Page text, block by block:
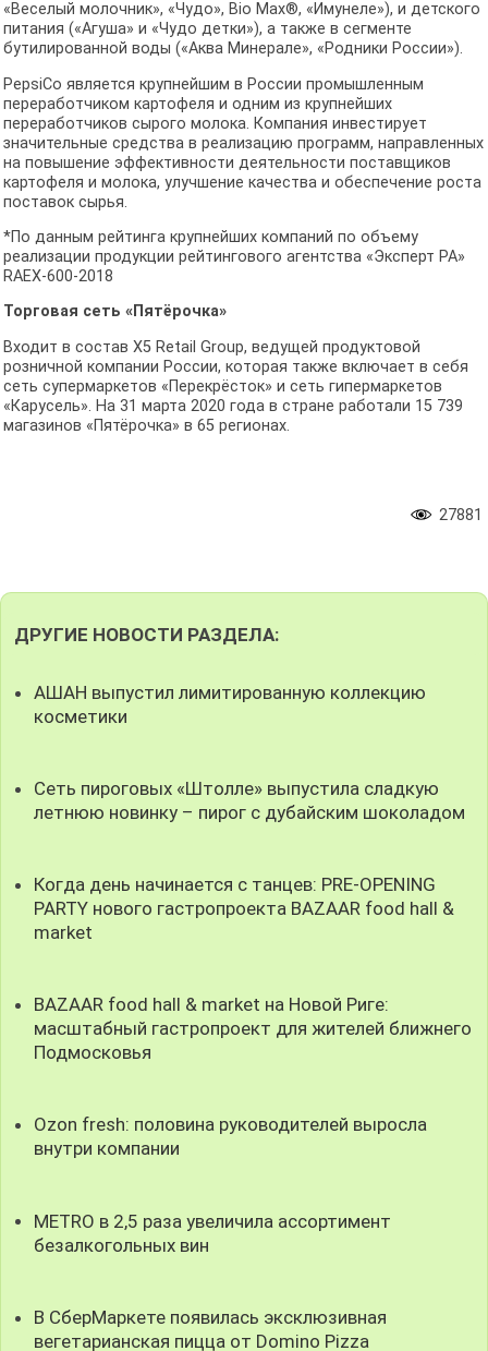
«Веселый молочник», «Чудо», Bio Max®, «Имунеле»), и детского
питания («Агуша» и «Чудо детки»), а также в сегменте
бутилированной воды («Аква Минерале», «Родники России»).
PepsiCo является крупнейшим в России промышленным
переработчиком картофеля и одним из крупнейших
переработчиков сырого молока. Компания инвестирует
значительные средства в реализацию программ, направленных
на повышение эффективности деятельности поставщиков
картофеля и молока, улучшение качества и обеспечение роста
поставок сырья.
*По данным рейтинга крупнейших компаний по объему
реализации продукции рейтингового агентства «Эксперт РА»
RAEX-600-2018
Торговая сеть «Пятёрочка»
Входит в состав X5 Retail Group, ведущей продуктовой
розничной компании России, которая также включает в себя
сеть супермаркетов «Перекрёсток» и сеть гипермаркетов
«Карусель». На 31 марта 2020 года в стране работали 15 739
магазинов «Пятёрочка» в 65 регионах.
27881
ДРУГИЕ НОВОСТИ РАЗДЕЛА:
АШАН выпустил лимитированную коллекцию
косметики
Сеть пироговых «Штолле» выпустила сладкую
летнюю новинку – пирог с дубайским шоколадом
Когда день начинается с танцев: PRE-OPENING
PARTY нового гастропроекта BAZAAR food hall &
market
BAZAAR food hall & market на Новой Риге:
масштабный гастропроект для жителей ближнего
Подмосковья
Ozon fresh: половина руководителей выросла
внутри компании
METRO в 2,5 раза увеличила ассортимент
безалкогольных вин
В СберМаркете появилась эксклюзивная
вегетарианская пицца от Domino Pizza